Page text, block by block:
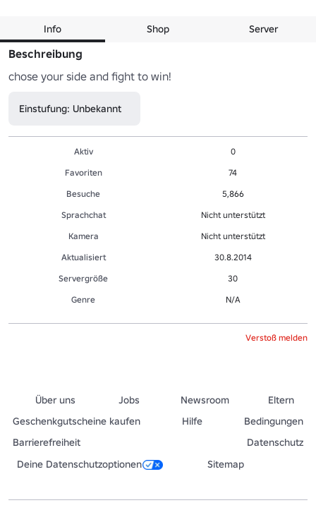
Info Shop Server
Beschreibung
chose your side and fight to win!
Einstufung: Unbekannt
Aktiv
0
Favoriten
74
Besuche
5,866
Sprachchat
Nicht unterstützt
Kamera
Nicht unterstützt
Aktualisiert
30.8.2014
Servergröße
30
Genre
N/A
Verstoß melden
Über uns Jobs Newsroom
Eltern
Geschenkgutscheine kaufen
Hilfe
Bedingungen
Barrierefreiheit
Datenschutz
Deine Datenschutzoptionen
Sitemap